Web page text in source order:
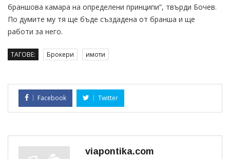
браншова камара на определени принципи”, твърди Бочев.
По думите му тя ще бъде създадена от бранша и ще
работи за него.
ТАГОВЕ: Брокери имоти
Facebook Twitter
viapontika.com